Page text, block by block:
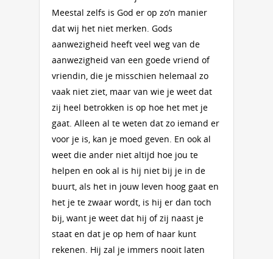
Meestal zelfs is God er op zo’n manier
dat wij het niet merken. Gods
aanwezigheid heeft veel weg van de
aanwezigheid van een goede vriend of
vriendin, die je misschien helemaal zo
vaak niet ziet, maar van wie je weet dat
zij heel betrokken is op hoe het met je
gaat. Alleen al te weten dat zo iemand er
voor je is, kan je moed geven. En ook al
weet die ander niet altijd hoe jou te
helpen en ook al is hij niet bij je in de
buurt, als het in jouw leven hoog gaat en
het je te zwaar wordt, is hij er dan toch
bij, want je weet dat hij of zij naast je
staat en dat je op hem of haar kunt
rekenen. Hij zal je immers nooit laten